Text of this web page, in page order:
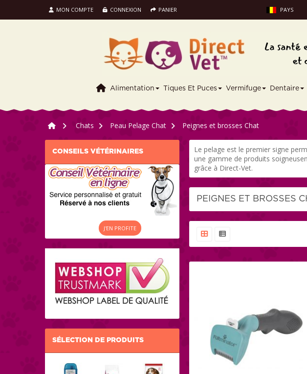
MON COMPTE CONNEXION PANIER PAYS
Alimentation Tiques Et Puces Vermifuge Dentaire
> Chats > Peau Pelage Chat > Peignes et brosses Chat
CONSEILS VÉTÉRINAIRES
J'EN PROFITE
SÉLECTION DE PRODUITS
Le pelage est le premier signe
une gamme de produits
grâce à Direct-Vet.
PEIGNES ET BROSSES